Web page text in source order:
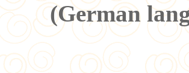
(German